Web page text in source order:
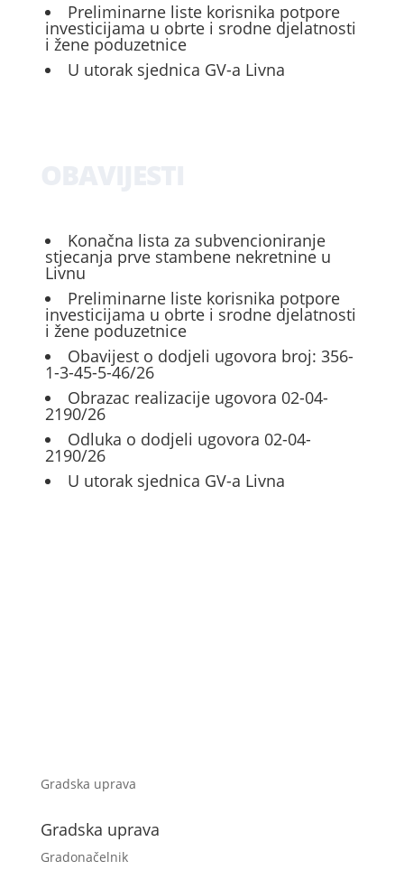
Preliminarne liste korisnika potpore
investicijama u obrte i srodne djelatnosti
i žene poduzetnice
U utorak sjednica GV-a Livna
Konačna lista za subvencioniranje
stjecanja prve stambene nekretnine u
Livnu
Preliminarne liste korisnika potpore
investicijama u obrte i srodne djelatnosti
i žene poduzetnice
Obavijest o dodjeli ugovora broj: 356-
1-3-45-5-46/26
Obrazac realizacije ugovora 02-04-
2190/26
Odluka o dodjeli ugovora 02-04-
2190/26
U utorak sjednica GV-a Livna
Gradska uprava
Gradska uprava
Gradonačelnik